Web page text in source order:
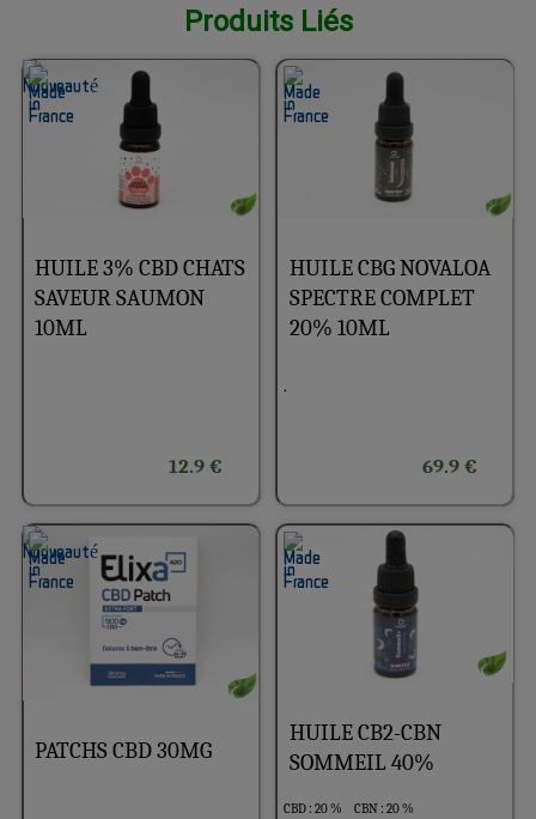
Produits Liés
HUILE 3% CBD CHATS
SAVEUR SAUMON
10ML
12.9 €
HUILE CBG NOVALOA
SPECTRE COMPLET
20% 10ML
69.9 €
PATCHS CBD 30MG
HUILE CB2-CBN
SOMMEIL 40%
CBD : 20 % CBN : 20 %